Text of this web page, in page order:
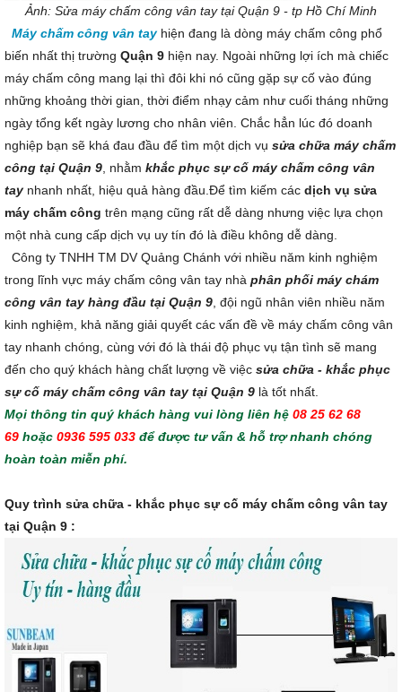
Ảnh: Sửa máy chấm công vân tay tại Quận 9 - tp Hồ Chí Minh
Máy chấm công vân tayhiện đang là dòng máy chấm công phổ
biến nhất thị trường Quận 9 hiện nay. Ngoài những lợi ích mà chiếc
máy chấm công mang lại thì đôi khi nó cũng gặp sự cố vào đúng
những khoảng thời gian, thời điểm nhạy cảm như cuối tháng những
ngày tổng kết ngày lương cho nhân viên. Chắc hẳn lúc đó doanh
nghiệp bạn sẽ khá đau đầu để tìm một dịch vụ sửa chữa máy chấm
công tại Quận 9 , nhằm khắc phục sự cố máy chấm công vân
tay nhanh nhất, hiệu quả hàng đầu.Để tìm kiếm các dịch vụ sửa
máy chấm công trên mạng cũng rất dễ dàng nhưng việc lựa chọn
một nhà cung cấp dịch vụ uy tín đó là điều không dễ dàng.
Công ty TNHH TM DV Quảng Chánh với nhiều năm kinh nghiệm
trong lĩnh vực máy chấm công vân tay nhà phân phối máy chám
công vân tay hàng đầu tại Quận 9 , đội ngũ nhân viên nhiều năm
kinh nghiệm, khả năng giải quyết các vấn đề về máy chấm công vân
tay nhanh chóng, cùng với đó là thái độ phục vụ tận tình sẽ mang
đến cho quý khách hàng chất lượng về việc sửa chữa - khắc phục
sự cố máy chấm công vân tay tại Quận 9 là tốt nhất.
Mọi thông tin quý khách hàng vui lòng liên hệ 08 25 62 68
69 hoặc 0936 595 033 để được tư vấn & hỗ trợ nhanh chóng
hoàn toàn miễn phí.
Quy trình sửa chữa - khắc phục sự cố máy chấm công vân tay
tại Quận 9 :